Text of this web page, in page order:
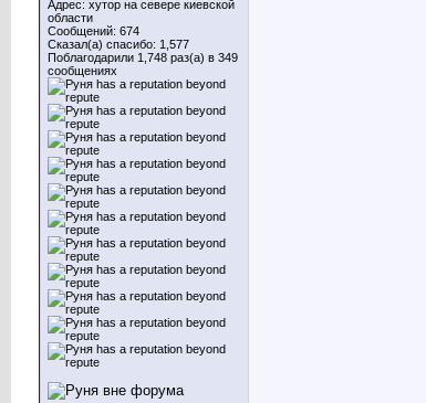
Адрес: хутор на севере киевской
области
Сообщений: 674
Сказал(а) спасибо: 1,577
Поблагодарили 1,748 раз(а) в 349
сообщениях